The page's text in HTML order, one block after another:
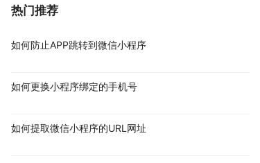
热门推荐
如何防止APP跳转到微信小程序
如何更换小程序绑定的手机号
如何提取微信小程序的URL网址